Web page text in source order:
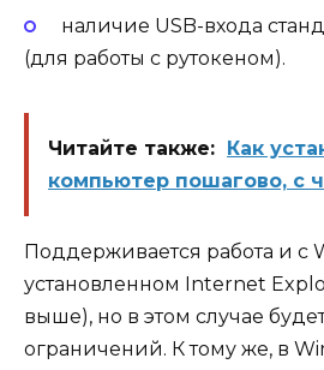
наличие USB-входа
(для работы с рутокеном).
Читайте также: Как
компьютер пошагово, с
Поддерживается работа и с
установленном Internet
выше), но в этом случае
ограничений. К тому же, в